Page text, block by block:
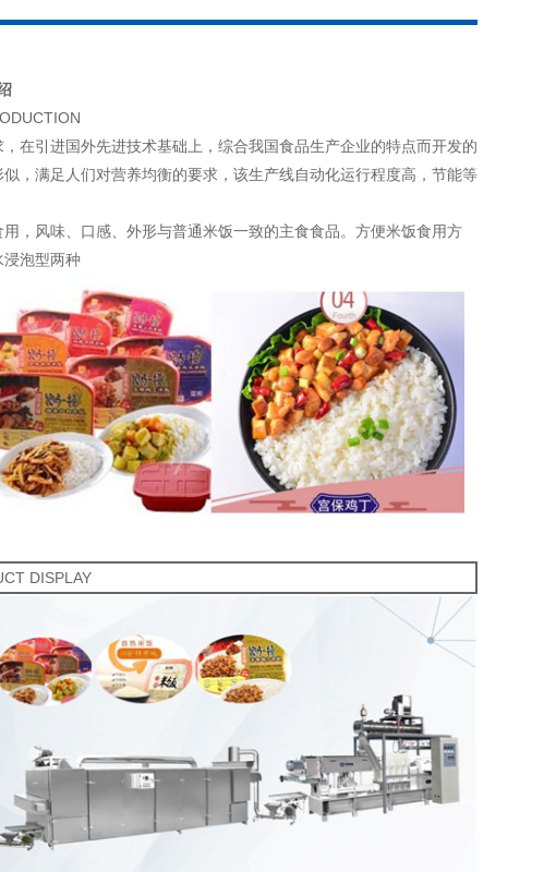
在引进国外先进技术基础上，综合我国食品生产企业的特点而开发的
，满足人们对营养均衡的要求，该生产线自动化运行程度高，节能等
，风味、口感、外形与普通米饭一致的主食食品。方便米饭食用方
泡型两种
DISPLAY